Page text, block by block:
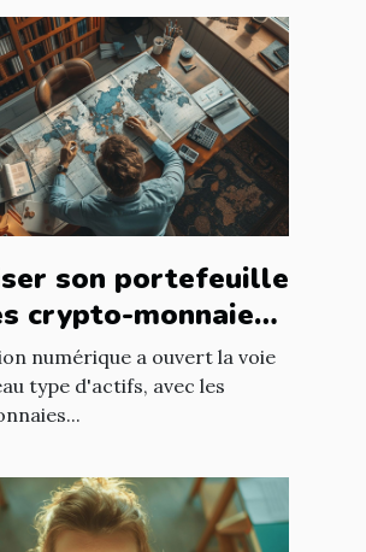
son portefeuille
crypto-monnaies
à faible
numérique a ouvert la voie
type d'actifs, avec les